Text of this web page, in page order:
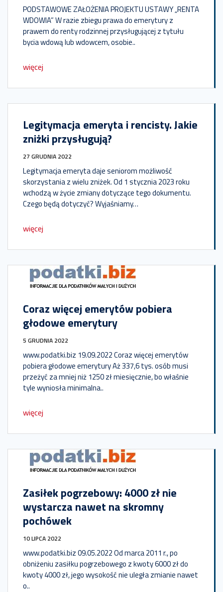
PODSTAWOWE ZAŁOŻENIA PROJEKTU USTAWY „RENTA
WDOWIA” W razie zbiegu prawa do emerytury z
prawem do renty rodzinnej przysługującej z tytułu
bycia wdową lub wdowcem, osobie..
więcej
Legitymacja emeryta i rencisty. Jakie
zniżki przysługują?
27 GRUDNIA 2022
Legitymacja emeryta daje seniorom możliwość
skorzystania z wielu zniżek. Od 1 stycznia 2023 roku
wchodzą w życie zmiany dotyczące tego dokumentu.
Czego będą dotyczyć? Wyjaśniamy…
więcej
Coraz więcej emerytów pobiera
głodowe emerytury
5 GRUDNIA 2022
www.podatki.biz 19.09.2022 Coraz więcej emerytów
pobiera głodowe emerytury Aż 337,6 tys. osób musi
przeżyć za mniej niż 1250 zł miesięcznie, bo właśnie
tyle wyniosła minimalna..
więcej
Zasiłek pogrzebowy: 4000 zł nie
wystarcza nawet na skromny
pochówek
10 LIPCA 2022
www.podatki.biz 09.05.2022 Od marca 2011 r., po
obniżeniu zasiłku pogrzebowego z kwoty 6000 zł do
kwoty 4000 zł, jego wysokość nie uległa zmianie nawet
o..